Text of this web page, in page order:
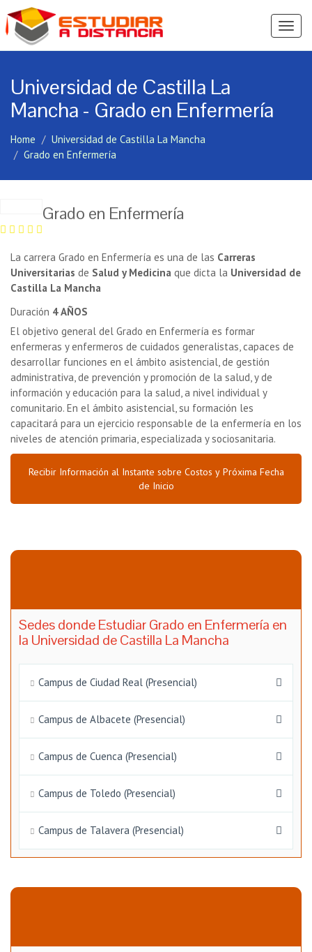
Ver
Universidad de Castilla La
Mancha - Grado en Enfermería
Home
Universidad de Castilla La Mancha
Grado en Enfermería
Grado en Enfermería
La carrera Grado en Enfermería es una de las Carreras
Universitarias de Salud y Medicina que dicta la Universidad de
Castilla La Mancha
Duración 4 AÑOS
El objetivo general del Grado en Enfermería es formar
enfermeras y enfermeros de cuidados generalistas, capaces de
desarrollar funciones en el ámbito asistencial, de gestión
administrativa, de prevención y promoción de la salud, y de
información y educación para la salud, a nivel individual y
comunitario. En el ámbito asistencial, su formación les
capacitará para un ejercicio responsable de la enfermería en los
niveles de atención primaria, especializada y sociosanitaria.
Recibir Información al Instante sobre Costos y Próxima Fecha
de Inicio
Sedes donde Estudiar Grado en Enfermería en
la Universidad de Castilla La Mancha
Campus de Ciudad Real (Presencial)
Campus de Albacete (Presencial)
Campus de Cuenca (Presencial)
Campus de Toledo (Presencial)
Campus de Talavera (Presencial)